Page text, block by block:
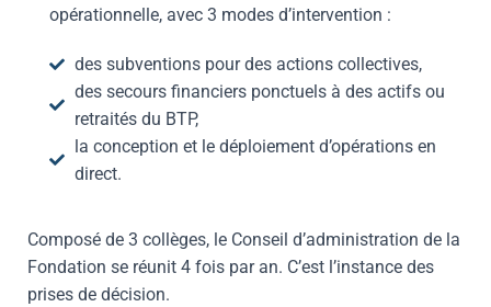
opérationnelle, avec 3 modes d’intervention :
des subventions pour des actions collectives,
des secours financiers ponctuels à des actifs ou
retraités du BTP,
la conception et le déploiement d’opérations en
direct.
Composé de 3 collèges, le Conseil d’administration de la
Fondation se réunit 4 fois par an. C’est l’instance des
prises de décision.